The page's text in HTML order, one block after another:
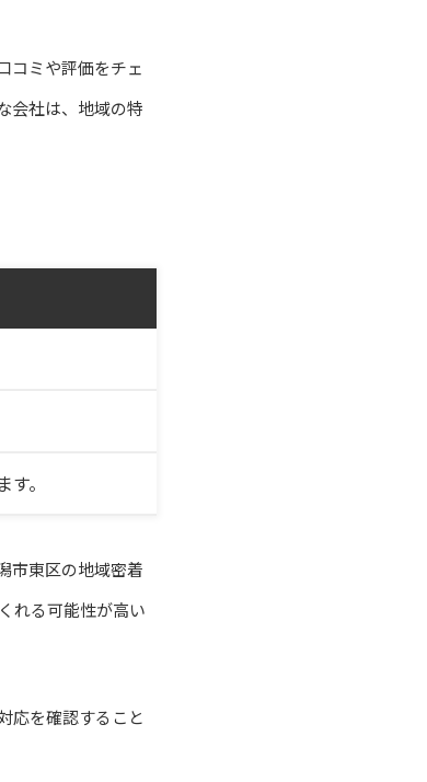
コミや評価をチェ
会社は、地域の特
。
市東区の地域密着
れる可能性が高い
応を確認すること